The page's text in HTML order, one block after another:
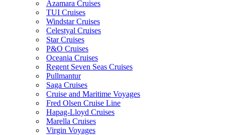
Azamara Cruises
TUI Cruises
Windstar Cruises
Celestyal Cruises
Star Cruises
P&O Cruises
Oceania Cruises
Regent Seven Seas Cruises
Pullmantur
Saga Cruises
Cruise and Maritime Voyages
Fred Olsen Cruise Line
Hapag-Lloyd Cruises
Marella Cruises
Virgin Voyages